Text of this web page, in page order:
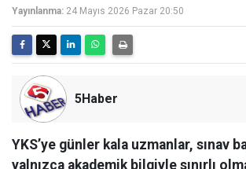
Yayınlanma: 24 Mayıs 2026 Pazar 20:50
5Haber
YKS’ye günler kala uzmanlar, sınav
yalnızca akademik bilgiyle sınırlı